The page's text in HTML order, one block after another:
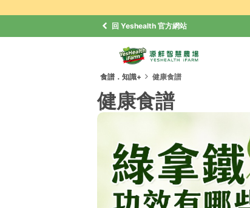
回 Yeshealth 官方網站
食譜．知識+ 健康食譜
健康食譜